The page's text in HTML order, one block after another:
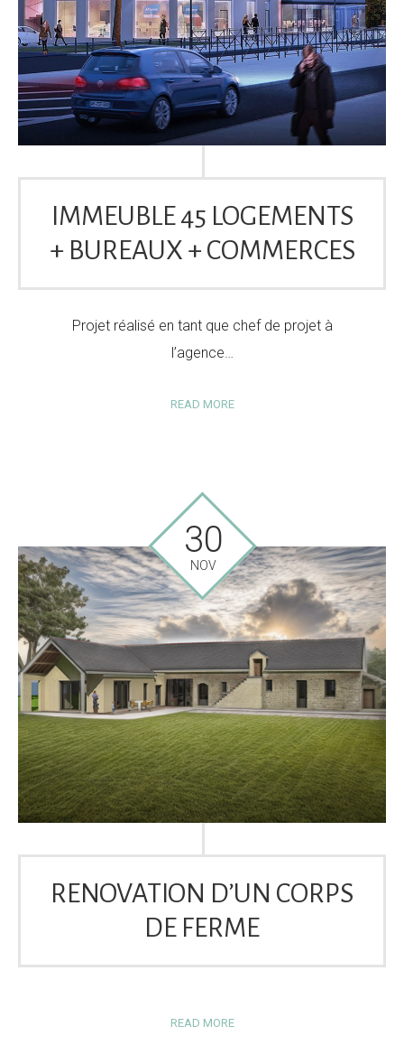
IMMEUBLE 45 LOGEMENTS
+ BUREAUX + COMMERCES
Projet réalisé en tant que chef de projet à
l’agence…
READ MORE
30
NOV
RENOVATION D’UN CORPS
DE FERME
READ MORE